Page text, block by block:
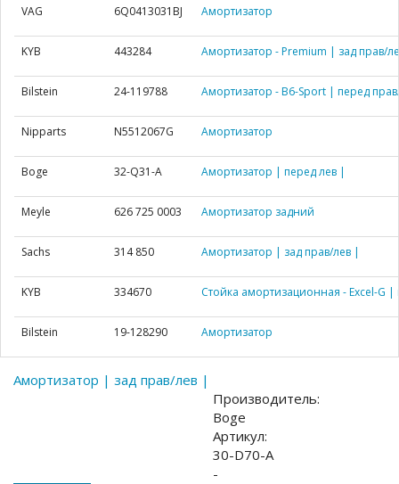
VAG 6Q0413031BJ Амортизатор
KYB 443284 Амортизатор - Premium | зад прав/
Bilstein 24-119788 Амортизатор - B6-Sport | перед
Nipparts N5512067G Амортизатор
Boge 32-Q31-A Амортизатор | перед лев |
Meyle 626 725 0003 Амортизатор задний
Sachs 314 850 Амортизатор | зад прав/лев |
KYB 334670 Стойка амортизационная - Excel-G
Bilstein 19-128290 Амортизатор
Амортизатор | зад прав/лев |
Производитель:
Boge
Артикул:
30-D70-A
-